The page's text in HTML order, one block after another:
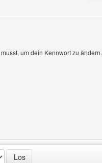
um dein Kennwort zu ändern.